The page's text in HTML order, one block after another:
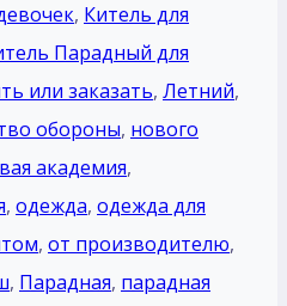
, Китель для
Парадный для
или заказать, Летний,
обороны, нового
академия,
, одежда, одежда для
, от производителю,
, Парадная, парадная